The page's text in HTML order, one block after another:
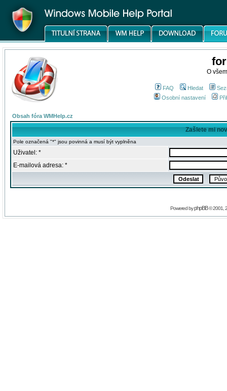
O
FAQ Hledat
Osobní nastavení
Obsah fóra WMHelp.cz
Zašlete mi
Pole označená "*" jsou povinná a musí být vyplněna
Uživatel: *
E-mailová adresa: *
Powered byphpBB© 2001,